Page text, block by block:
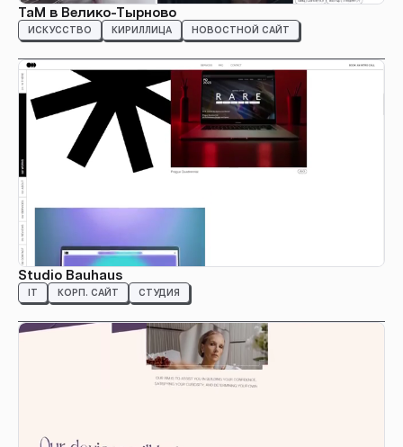
ТаМ в Велико-Тырново
ИСКУССТВО КИРИЛЛИЦА НОВОСТНОЙ САЙТ
Studio Bauhaus
IT КОРП. САЙТ СТУДИЯ